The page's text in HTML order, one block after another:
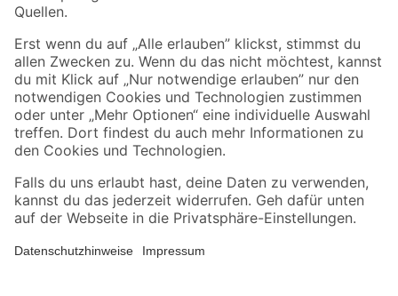
Sicher einkaufen
Jetzt die toom-App herunterladen
Alle Preisangaben in EUR inkl. gesetzl. MwSt.. Die dargestellten Angebote sind unter
Umständen nicht in allen Märkten verfügbar. Die angegebenen Verfügbarkeiten beziehen
Produkte nur solange der Vorrat reicht.
*Paketversand ab 59 € versandkostenfrei, gilt nicht für Artikel mit Speditionsversand, hier